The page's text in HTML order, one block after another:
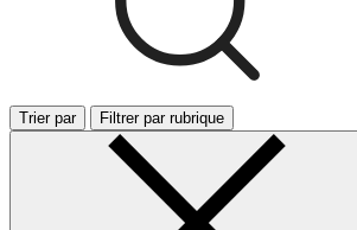
Trier par Filtrer par rubrique